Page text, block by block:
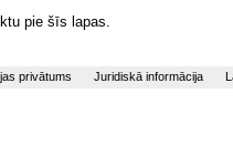
pie šīs lapas.
privātums Juridiskā informācija